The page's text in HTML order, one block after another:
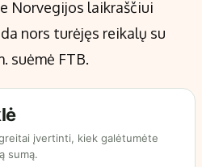
Norvegijos laikraščiui
nors turėjęs reikalų su
suėmė FTB.